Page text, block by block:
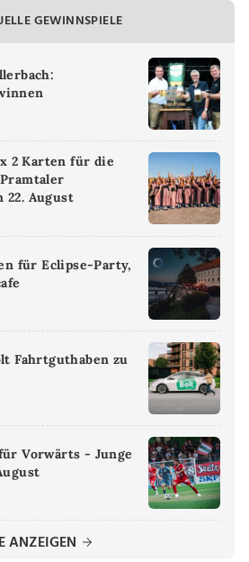
GEWINNSPIELE
x 2 Karten für die
22. August
für Eclipse-Party,
Fahrtguthaben zu
Vorwärts - Junge
ANZEIGEN